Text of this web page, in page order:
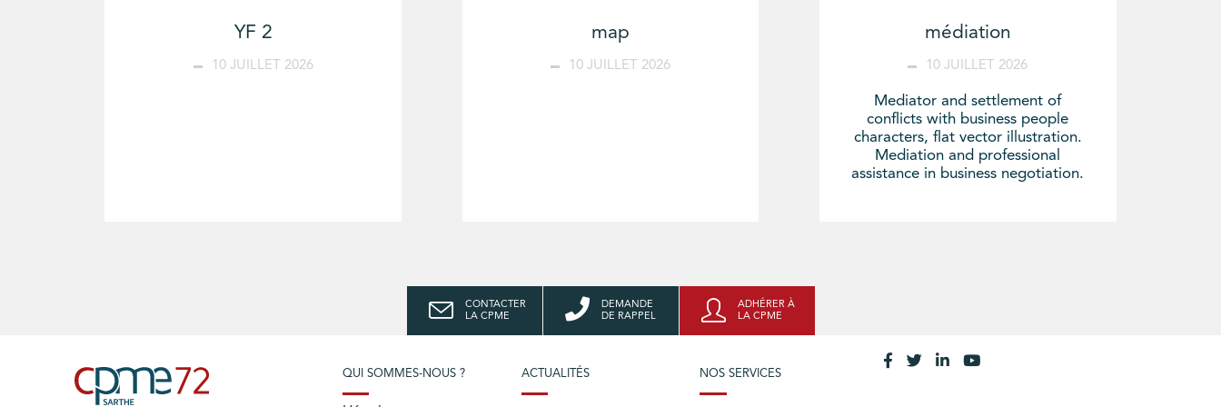
YF 2
10 JUILLET 2026
map
10 JUILLET 2026
médiation
10 JUILLET 2026
Mediator and settlement of
conflicts with business people
characters, flat vector illustration.
Mediation and professional
assistance in business negotiation.
CONTACTER
LA CPME
DEMANDE
DE RAPPEL
ADHÉRER À
LA CPME
QUI SOMMES-NOUS ? ACTUALITÉS NOS SERVICES